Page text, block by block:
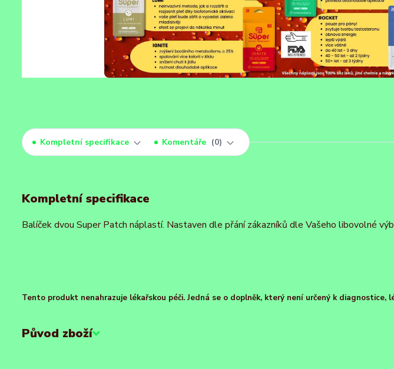
Kompletní specifikace Komentáře 0
Kompletní specifikace
Balíček dvou Super Patch náplastí. Nastaven dle přání zákazníků dle Vašeho libovolné
Tento produkt nenahrazuje lékařskou péči. Jedná se o doplněk, který není určený k diagnostice,
Původ zboží